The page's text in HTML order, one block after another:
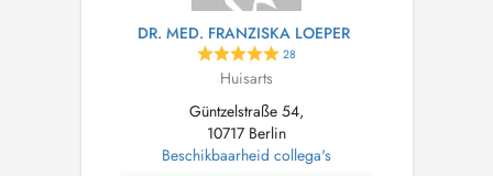
DR. MED. FRANZISKA LOEPER
28
Huisarts
Güntzelstraße 54,
10717 Berlin
Beschikbaarheid collega's